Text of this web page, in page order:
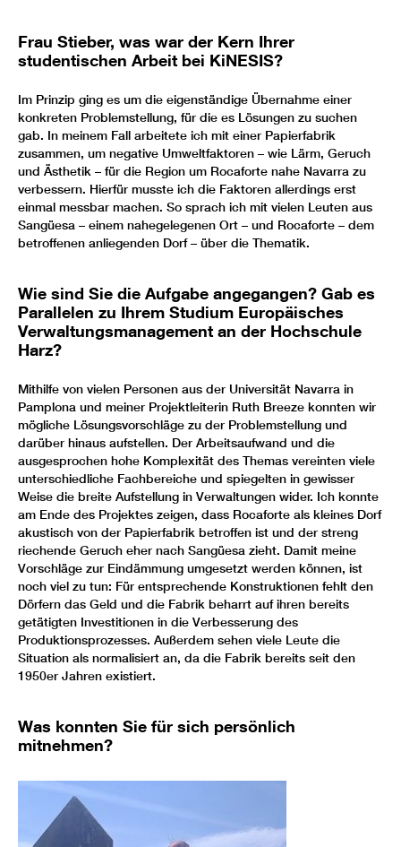
Frau Stieber, was war der Kern Ihrer
studentischen Arbeit bei KiNESIS?
Im Prinzip ging es um die eigenständige Übernahme einer
konkreten Problemstellung, für die es Lösungen zu suchen
gab. In meinem Fall arbeitete ich mit einer Papierfabrik
zusammen, um negative Umweltfaktoren – wie Lärm, Geruch
und Ästhetik – für die Region um Rocaforte nahe Navarra zu
verbessern. Hierfür musste ich die Faktoren allerdings erst
einmal messbar machen. So sprach ich mit vielen Leuten aus
Sangüesa – einem nahegelegenen Ort – und Rocaforte – dem
betroffenen anliegenden Dorf – über die Thematik.
Wie sind Sie die Aufgabe angegangen? Gab es
Parallelen zu Ihrem Studium Europäisches
Verwaltungsmanagement an der Hochschule
Harz?
Mithilfe von vielen Personen aus der Universität Navarra in
Pamplona und meiner Projektleiterin Ruth Breeze konnten wir
mögliche Lösungsvorschläge zu der Problemstellung und
darüber hinaus aufstellen. Der Arbeitsaufwand und die
ausgesprochen hohe Komplexität des Themas vereinten viele
unterschiedliche Fachbereiche und spiegelten in gewisser
Weise die breite Aufstellung in Verwaltungen wider. Ich konnte
am Ende des Projektes zeigen, dass Rocaforte als kleines Dorf
akustisch von der Papierfabrik betroffen ist und der streng
riechende Geruch eher nach Sangüesa zieht. Damit meine
Vorschläge zur Eindämmung umgesetzt werden können, ist
noch viel zu tun: Für entsprechende Konstruktionen fehlt den
Dörfern das Geld und die Fabrik beharrt auf ihren bereits
getätigten Investitionen in die Verbesserung des
Produktionsprozesses. Außerdem sehen viele Leute die
Situation als normalisiert an, da die Fabrik bereits seit den
1950er Jahren existiert.
Was konnten Sie für sich persönlich
mitnehmen?